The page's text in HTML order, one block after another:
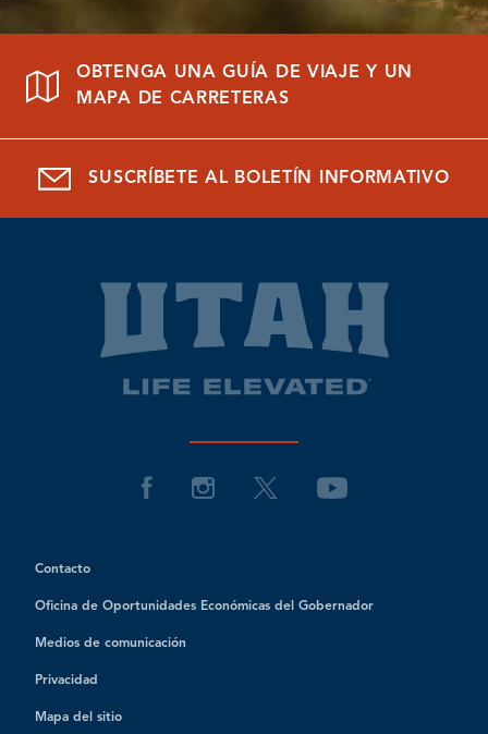
OBTENGA UNA GUÍA DE VIAJE Y UN
MAPA DE CARRETERAS
SUSCRÍBETE AL BOLETÍN INFORMATIVO
Contacto
Oficina de Oportunidades Económicas del Gobernador
Medios de comunicación
Privacidad
Mapa del sitio